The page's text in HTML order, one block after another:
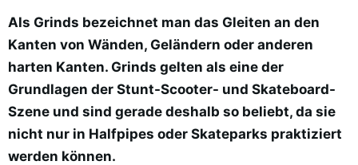
Als Grinds bezeichnet man das Gleiten an den
Kanten von Wänden, Geländern oder anderen
harten Kanten. Grinds gelten als eine der
Grundlagen der Stunt-Scooter- und Skateboard-
Szene und sind gerade deshalb so beliebt, da sie
nicht nur in Halfpipes oder Skateparks praktiziert
werden können.